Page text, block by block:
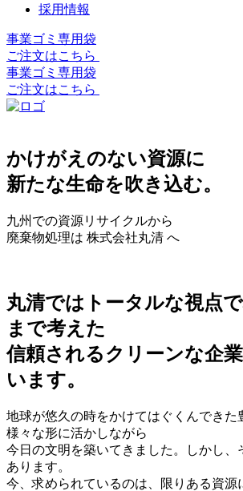
採用情報
事業ゴミ専用袋
ご注文はこちら
事業ゴミ専用袋
ご注文はこちら
かけがえのない資源に
新たな生命を吹き込む。
九州での資源リサイクルから
廃棄物処理は 株式会社丸清 へ
丸清ではトータルな視点
まで考えた
信頼されるクリーンな企
います。
地球が悠久の時をかけてはぐくんできた
様々な形に活かしながら
今日の文明を築いてきました。しかし、
あります。
今、求められているのは、限りある資源